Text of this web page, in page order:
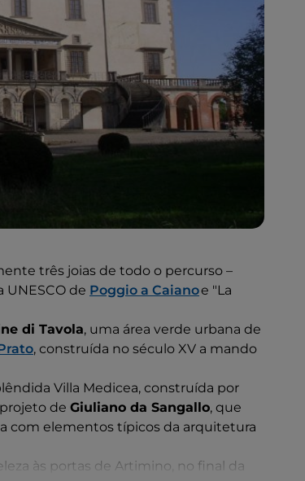
três joias de todo o percurso –
UNESCO de Poggio a Caianoe "La
di Tavola, uma área verde urbana de
, construída no século XV a mando
Villa Medicea, construída por
de Giuliano da Sangallo, que
com elementos típicos da arquitetura
às portas de Artimino, no final da